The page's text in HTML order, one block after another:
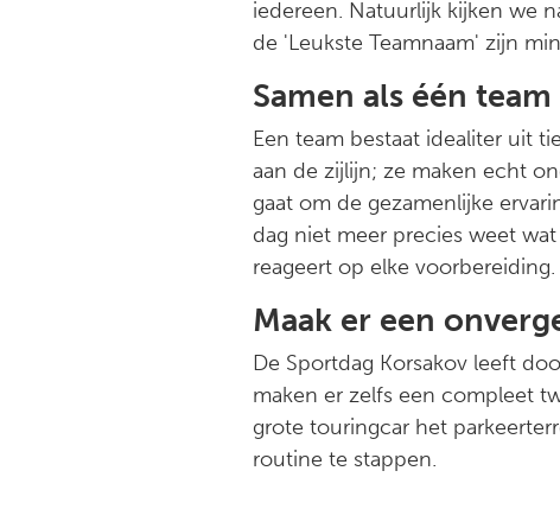
iedereen. Natuurlijk kijken we
de 'Leukste Teamnaam' zijn
Samen als één team
Een team bestaat idealiter uit
aan de zijlijn; ze maken echt
gaat om de gezamenlijke
dag niet meer precies weet
reageert op elke
Maak er een
De Sportdag Korsakov leeft
maken er zelfs een compleet
grote touringcar het
routine te stappen.